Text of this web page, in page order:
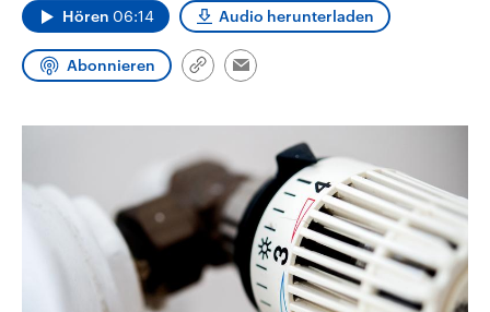
Hören 06:14 Audio herunterladen
Abonnieren
Link
Email